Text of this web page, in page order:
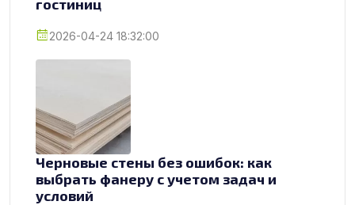
гостиниц
2026-04-24 18:32:00
Черновые стены без ошибок: как
выбрать фанеру с учетом задач и
условий